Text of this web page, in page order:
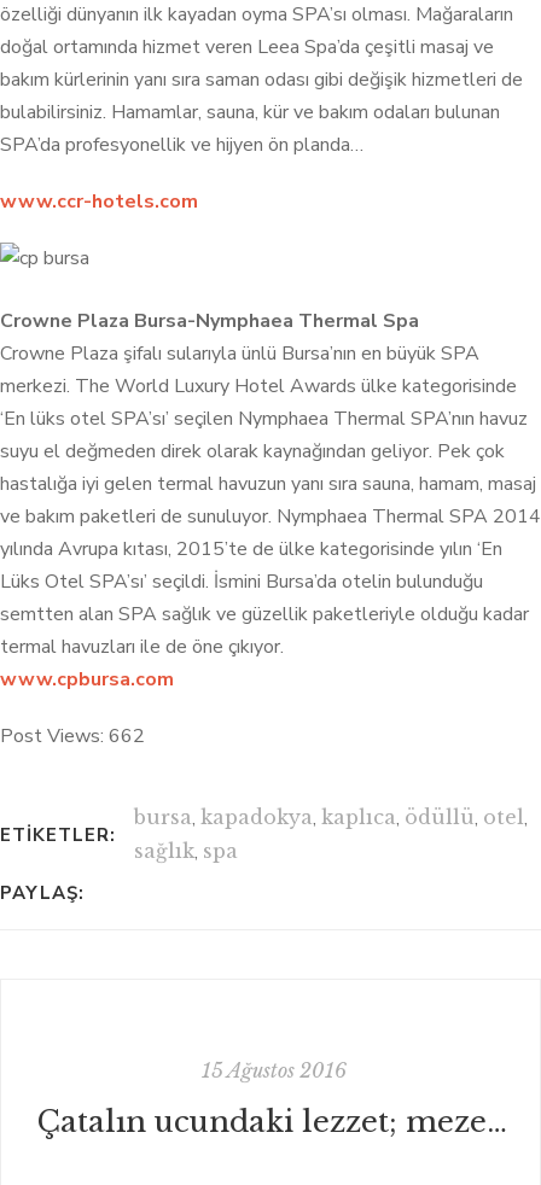
özelliği dünyanın ilk kayadan oyma SPA’sı olması. Mağaraların
doğal ortamında hizmet veren Leea Spa’da çeşitli masaj ve
bakım kürlerinin yanı sıra saman odası gibi değişik hizmetleri de
bulabilirsiniz. Hamamlar, sauna, kür ve bakım odaları bulunan
SPA’da profesyonellik ve hijyen ön planda…
www.ccr-hotels.com
Crowne Plaza Bursa-Nymphaea Thermal Spa
Crowne Plaza şifalı sularıyla ünlü Bursa’nın en büyük SPA
merkezi. The World Luxury Hotel Awards ülke kategorisinde
‘En lüks otel SPA’sı’ seçilen Nymphaea Thermal SPA’nın havuz
suyu el değmeden direk olarak kaynağından geliyor. Pek çok
hastalığa iyi gelen termal havuzun yanı sıra sauna, hamam, masaj
ve bakım paketleri de sunuluyor. Nymphaea Thermal SPA 2014
yılında Avrupa kıtası, 2015’te de ülke kategorisinde yılın ‘En
Lüks Otel SPA’sı’ seçildi. İsmini Bursa’da otelin bulunduğu
semtten alan SPA sağlık ve güzellik paketleriyle olduğu kadar
termal havuzları ile de öne çıkıyor.
www.cpbursa.com
Post Views: 662
ETIKETLER:
bursa, kapadokya, kaplıca, ödüllü, otel,
sağlık, spa
PAYLAŞ:
15 Ağustos 2016
Çatalın ucundaki lezzet; mezeler